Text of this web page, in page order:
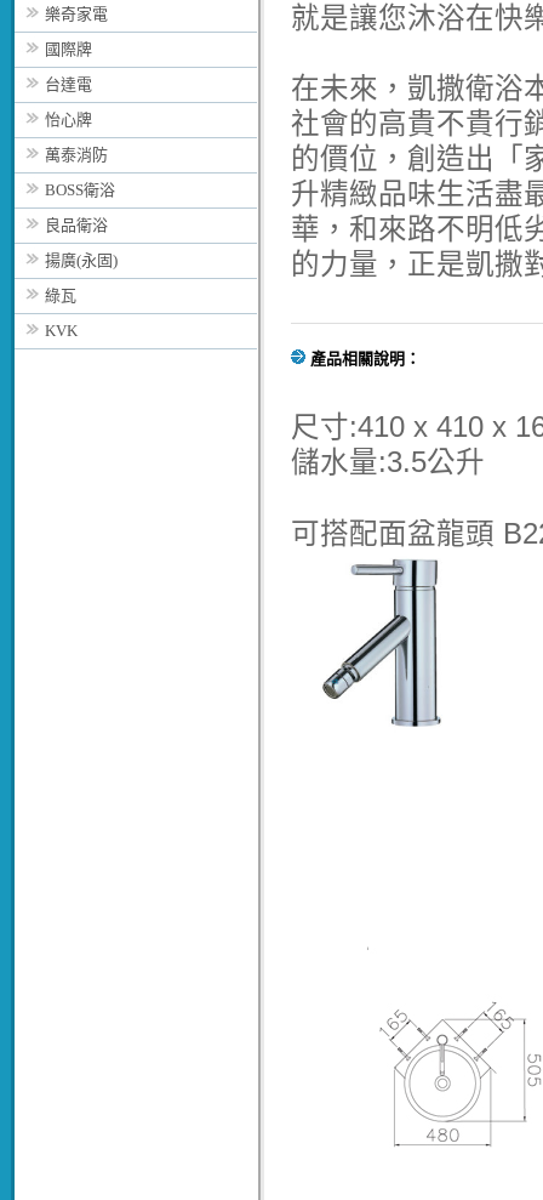
樂奇家電
國際牌
台達電
怡心牌
萬泰消防
BOSS衛浴
良品衛浴
揚廣(永固)
綠瓦
KVK
就是讓您沐浴在快
在未來，凱撒衛浴
社會的高貴不貴行
的價位，創造出「
升精緻品味生活盡
華，和來路不明低
的力量，正是凱撒
產品相關說明：
尺寸:410 x 410 x
儲水量:3.5公升
可搭配面盆龍頭